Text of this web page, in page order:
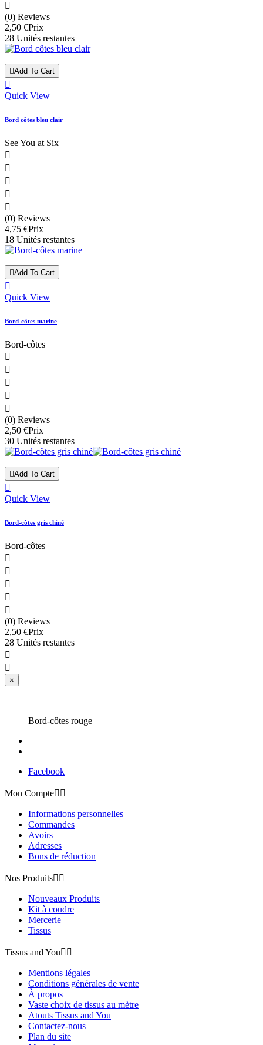

(0) Reviews
2,50 €Prix
28 Unités restantes
Add To Cart

Quick View
Bord côtes bleu clair
See You at Six





(0) Reviews
4,75 €Prix
18 Unités restantes
Add To Cart

Quick View
Bord-côtes marine
Bord-côtes





(0) Reviews
2,50 €Prix
30 Unités restantes
Add To Cart

Quick View
Bord-côtes gris chiné
Bord-côtes





(0) Reviews
2,50 €Prix
28 Unités restantes


×
Bord-côtes rouge
Facebook
Mon Compte 
Informations personnelles
Commandes
Avoirs
Adresses
Bons de réduction
Nos Produits 
Nouveaux Produits
Kit à coudre
Mercerie
Tissus
Tissus and You 
Mentions légales
Conditions générales de vente
À propos
Vaste choix de tissus au mètre
Atouts Tissus and You
Contactez-nous
Plan du site